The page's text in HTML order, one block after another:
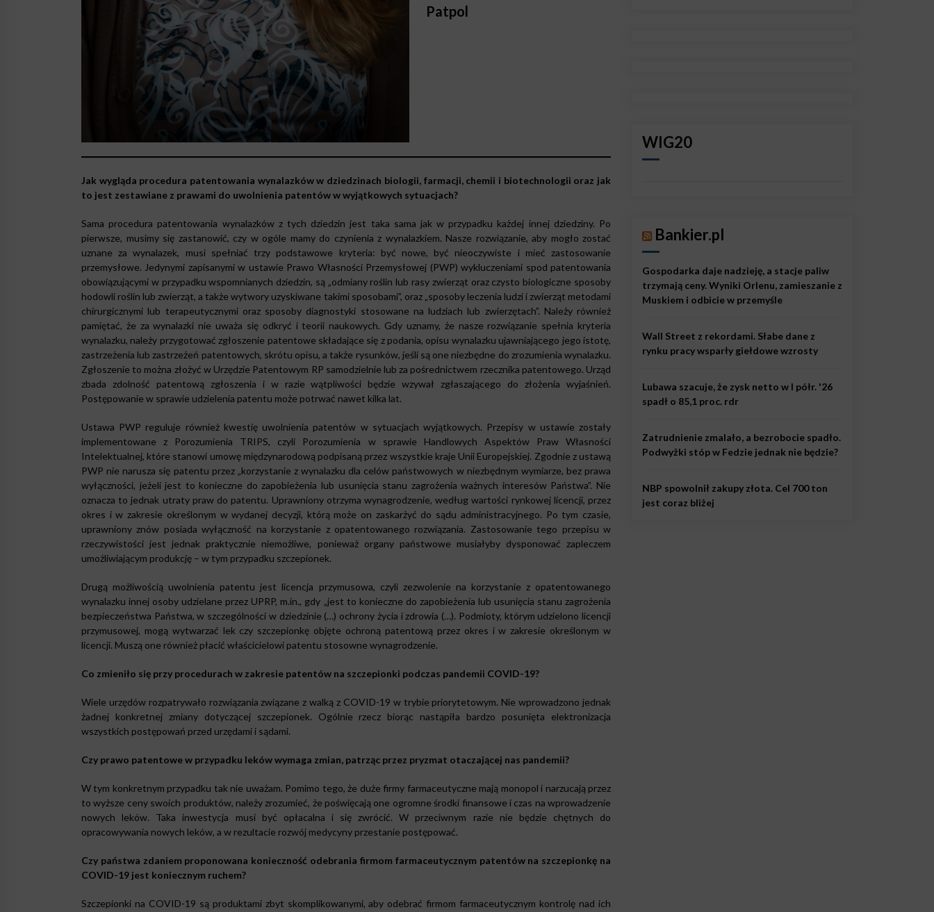
Patpol
Jak wygląda procedura patentowania wynalazków w dziedzinach biologii, farmacji, chemii i biotechnologii oraz jak
to jest zestawiane z prawami do uwolnienia patentów w wyjątkowych sytuacjach?
Sama procedura patentowania wynalazków z tych dziedzin jest taka sama jak w przypadku każdej innej dziedziny. Po
pierwsze, musimy się zastanowić, czy w ogóle mamy do czynienia z wynalazkiem. Nasze rozwiązanie, aby mogło zostać
uznane za wynalazek, musi spełniać trzy podstawowe kryteria: być nowe, być nieoczywiste i mieć zastosowanie
przemysłowe. Jedynymi zapisanymi w ustawie Prawo Własności Przemysłowej (PWP) wykluczeniami spod patentowania
obowiązującymi w przypadku wspomnianych dziedzin, są „odmiany roślin lub rasy zwierząt oraz czysto biologiczne sposoby
hodowli roślin lub zwierząt, a także wytwory uzyskiwane takimi sposobami”, oraz „sposoby leczenia ludzi i zwierząt metodami
chirurgicznymi lub terapeutycznymi oraz sposoby diagnostyki stosowane na ludziach lub zwierzętach”. Należy również
pamiętać, że za wynalazki nie uważa się odkryć i teorii naukowych. Gdy uznamy, że nasze rozwiązanie spełnia kryteria
wynalazku, należy przygotować zgłoszenie patentowe składające się z podania, opisu wynalazku ujawniającego jego istotę,
zastrzeżenia lub zastrzeżeń patentowych, skrótu opisu, a także rysunków, jeśli są one niezbędne do zrozumienia wynalazku.
Zgłoszenie to można złożyć w Urzędzie Patentowym RP samodzielnie lub za pośrednictwem rzecznika patentowego. Urząd
zbada zdolność patentową zgłoszenia i w razie wątpliwości będzie wzywał zgłaszającego do złożenia wyjaśnień.
Postępowanie w sprawie udzielenia patentu może potrwać nawet kilka lat.
Ustawa PWP reguluje również kwestię uwolnienia patentów w sytuacjach wyjątkowych. Przepisy w ustawie zostały
implementowane z Porozumienia TRIPS, czyli Porozumienia w sprawie Handlowych Aspektów Praw Własności
Intelektualnej, które stanowi umowę międzynarodową podpisaną przez wszystkie kraje Unii Europejskiej. Zgodnie z ustawą
PWP nie narusza się patentu przez „korzystanie z wynalazku dla celów państwowych w niezbędnym wymiarze, bez prawa
wyłączności, jeżeli jest to konieczne do zapobieżenia lub usunięcia stanu zagrożenia ważnych interesów Państwa”. Nie
oznacza to jednak utraty praw do patentu. Uprawniony otrzyma wynagrodzenie, według wartości rynkowej licencji, przez
okres i w zakresie określonym w wydanej decyzji, którą może on zaskarżyć do sądu administracyjnego. Po tym czasie,
uprawniony znów posiada wyłączność na korzystanie z opatentowanego rozwiązania. Zastosowanie tego przepisu w
rzeczywistości jest jednak praktycznie niemożliwe, ponieważ organy państwowe musiałyby dysponować zapleczem
umożliwiającym produkcję – w tym przypadku szczepionek.
Drugą możliwością uwolnienia patentu jest licencja przymusowa, czyli zezwolenie na korzystanie z opatentowanego
wynalazku innej osoby udzielane przez UPRP, m.in., gdy „jest to konieczne do zapobieżenia lub usunięcia stanu zagrożenia
bezpieczeństwa Państwa, w szczególności w dziedzinie (…) ochrony życia i zdrowia (…). Podmioty, którym udzielono licencji
przymusowej, mogą wytwarzać lek czy szczepionkę objęte ochroną patentową przez okres i w zakresie określonym w
licencji. Muszą one również płacić właścicielowi patentu stosowne wynagrodzenie.
Co zmieniło się przy procedurach w zakresie patentów na szczepionki podczas pandemii COVID-19?
Wiele urzędów rozpatrywało rozwiązania związane z walką z COVID-19 w trybie priorytetowym. Nie wprowadzono jednak
żadnej konkretnej zmiany dotyczącej szczepionek. Ogólnie rzecz biorąc nastąpiła bardzo posunięta elektronizacja
wszystkich postępowań przed urzędami i sądami.
Czy prawo patentowe w przypadku leków wymaga zmian, patrząc przez pryzmat otaczającej nas pandemii?
W tym konkretnym przypadku tak nie uważam. Pomimo tego, że duże firmy farmaceutyczne mają monopol i narzucają przez
to wyższe ceny swoich produktów, należy zrozumieć, że poświęcają one ogromne środki finansowe i czas na wprowadzenie
nowych leków. Taka inwestycja musi być opłacalna i się zwrócić. W przeciwnym razie nie będzie chętnych do
opracowywania nowych leków, a w rezultacie rozwój medycyny przestanie postępować.
Czy państwa zdaniem proponowana konieczność odebrania firmom farmaceutycznym patentów na szczepionkę na
COVID-19 jest koniecznym ruchem?
Szczepionki na COVID-19 są produktami zbyt skomplikowanymi, aby odebrać firmom farmaceutycznym kontrolę nad ich
WIG20
Bankier.pl
Gospodarka daje nadzieję, a stacje paliw
trzymają ceny. Wyniki Orlenu, zamieszanie z
Muskiem i odbicie w przemyśle
Wall Street z rekordami. Słabe dane z
rynku pracy wsparły giełdowe wzrosty
Lubawa szacuje, że zysk netto w I półr. '26
spadł o 85,1 proc. rdr
Zatrudnienie zmalało, a bezrobocie spadło.
Podwyżki stóp w Fedzie jednak nie będzie?
NBP spowolnił zakupy złota. Cel 700 ton
jest coraz bliżej